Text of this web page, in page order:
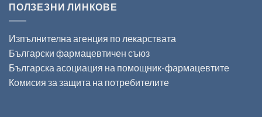
ПОЛЗЕЗНИ ЛИНКОВЕ
Изпълнителна агенция по лекарствата
Български фармацевтичен съюз
Българска асоциация на помощник-фармацевтите
Комисия за защита на потребителите